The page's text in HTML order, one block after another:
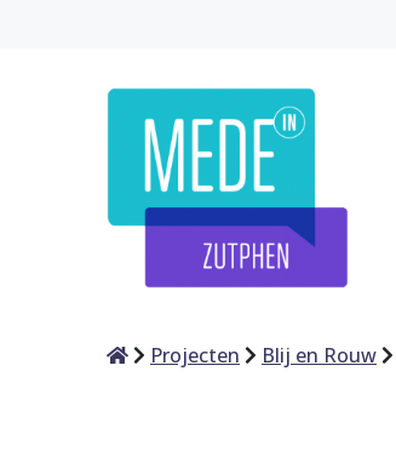
HomeProjecten Blij en Rouw